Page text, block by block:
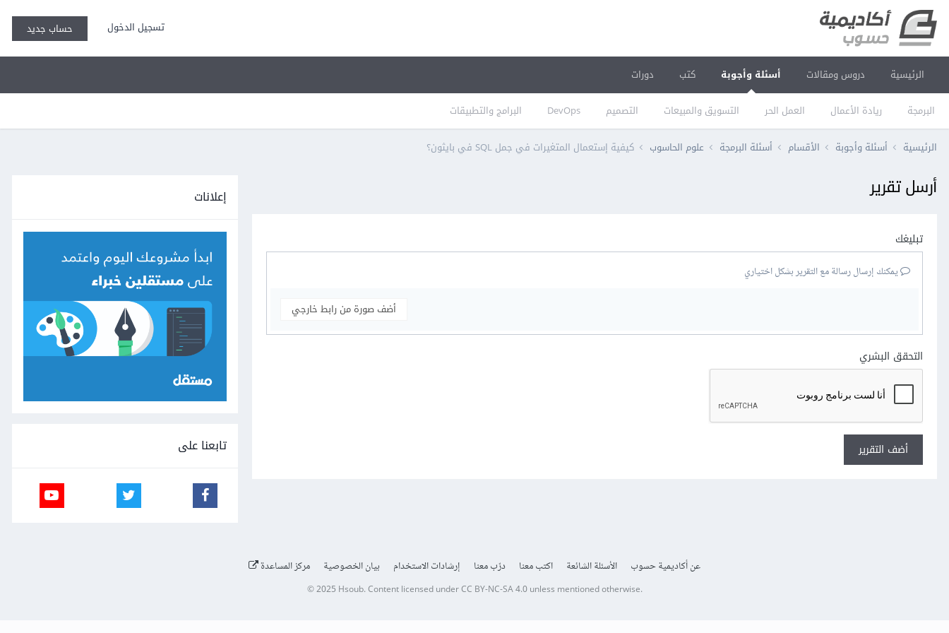
تسجيل الدخول حساب جديد
الرئيسية دروس ومقالات أسئلة وأجوبة
البرمجة ريادة الأعمال العمل الحر التسويق والمبيعات التصميم DevOps البرامج والتطبيقات
كتب دورات
الرئيسية أسئلة وأجوبة الأقسام أسئلة البرمجة علوم الحاسوب كيفية إستعمال المتغيرات في جمل SQL في بايثون؟
أرسل تقرير
تبليغك
يمكنك إرسال رسالة مع التقرير بشكل اختياري
أضف صورة من رابط خارجي
التحقق البشري
أضف التقرير
إعلانات
تابعنا على
عن أكاديمية حسوب الأسئلة الشائعة اكتب معنا درّب معنا إرشادات الاستخدام بيان الخصوصية مركز المساعدة
© 2025 Hsoub.Content licensed underCC BY-NC-SA 4.0unless mentioned otherwise.